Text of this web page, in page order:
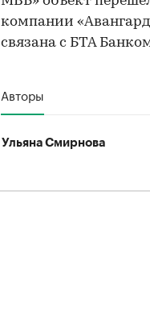
компании
связана с БТА
Авторы
Ульяна Смирнова